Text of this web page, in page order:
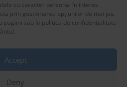
cu caracter personal în interes
prin gestionarea opțiunilor de mai jos.
paginii sau în politica de confidențialitate
Accept
Deny
cookies. By continuing to use this